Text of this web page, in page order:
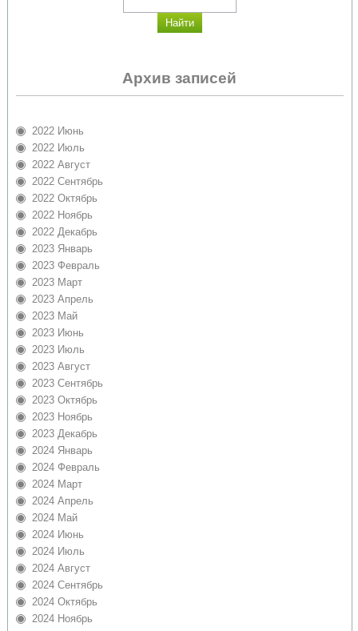
Архив записей
2022 Июнь
2022 Июль
2022 Август
2022 Сентябрь
2022 Октябрь
2022 Ноябрь
2022 Декабрь
2023 Январь
2023 Февраль
2023 Март
2023 Апрель
2023 Май
2023 Июнь
2023 Июль
2023 Август
2023 Сентябрь
2023 Октябрь
2023 Ноябрь
2023 Декабрь
2024 Январь
2024 Февраль
2024 Март
2024 Апрель
2024 Май
2024 Июнь
2024 Июль
2024 Август
2024 Сентябрь
2024 Октябрь
2024 Ноябрь